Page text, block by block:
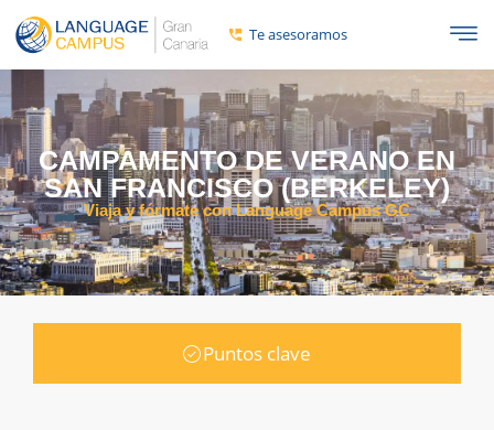
Te asesoramos
CAMPAMENTO DE VERANO EN
SAN FRANCISCO (BERKELEY)
Viaja y fórmate con Language Campus GC
Puntos clave